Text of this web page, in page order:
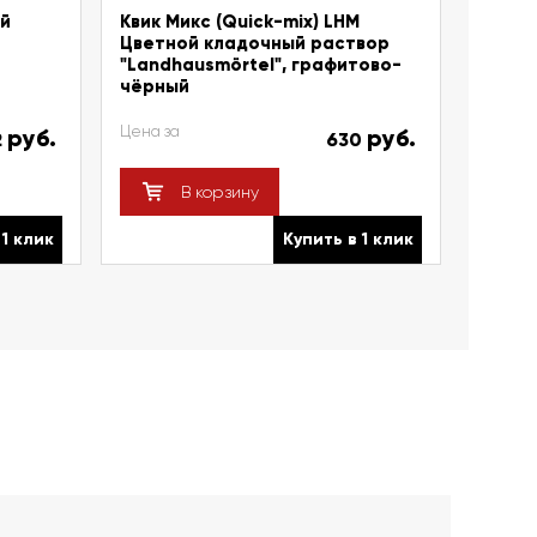
руб.
клик
Квик Микс (Quick-mix) LHM
Цветной кладочный раствор
"Landhausmörtel", графитово-
чёрный
Цена за 630 руб.
В корзину
Купить в 1 клик